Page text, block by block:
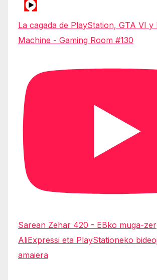
La cagada de PlayStation, GTA VI y
Machine - Gaming Room #130
Sarean Zehar 420 - EBko muga-
AliExpressi eta PlayStationeko
amaiera